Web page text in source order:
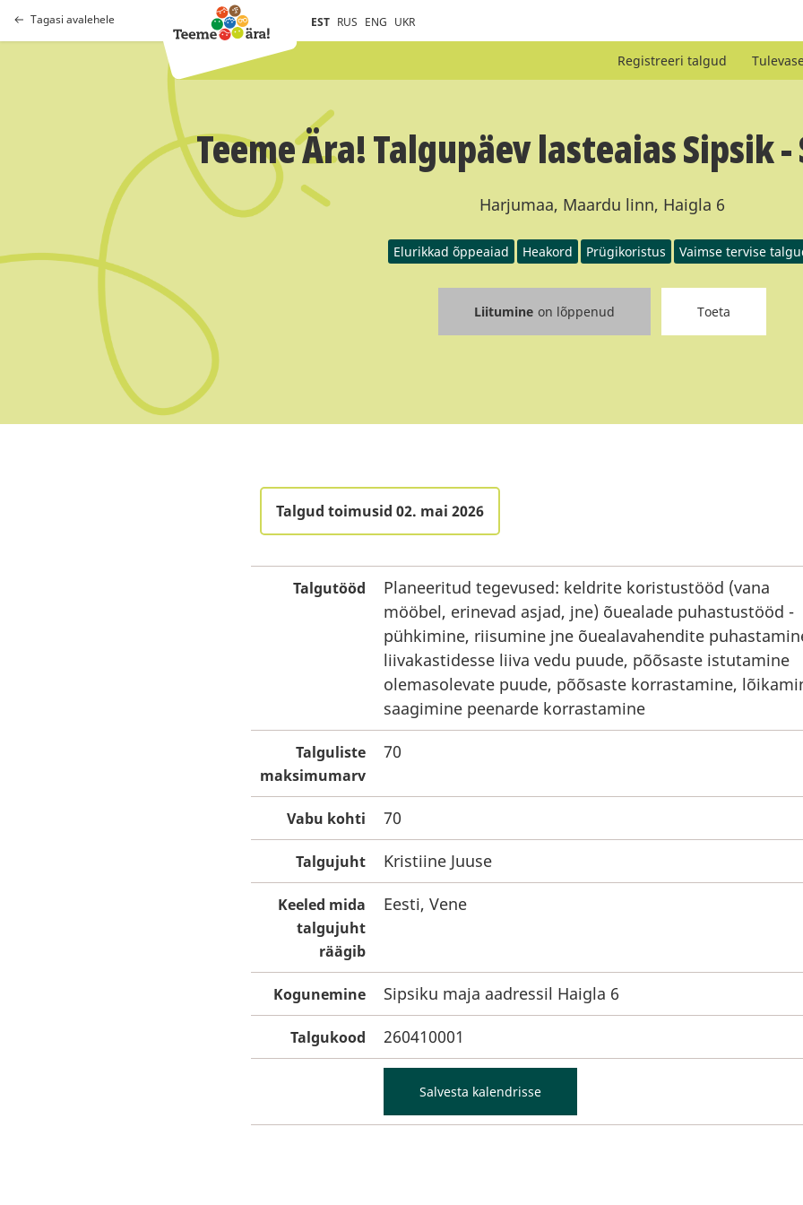
Tagasi avalehele EST RUS ENG UKR
Registreeri talgud
Teeme Ära! Talgupäev lasteaias Sipsik
Harjumaa, Maardu linn, Haigla 6
Elurikkad õppeaiad Heakord Prügikoristus Vaimse tervise
Liitumine on lõppenud Toeta
Talgud toimusid 02. mai 2026
Talgutööd
Planeeritud tegevused: keldrite koristustööd (vana
mööbel, erinevad asjad, jne) õuealade puhastustööd -
pühkimine, riisumine jne õuealavahendite
liivakastidesse liiva vedu puude, põõsaste istutamine
olemasolevate puude, põõsaste korrastamine,
saagimine peenarde korrastamine
Talguliste
maksimumarv
70
Vabu kohti 70
Talgujuht Kristiine Juuse
Keeled mida
talgujuht
räägib
Eesti, Vene
Kogunemine Sipsiku maja aadressil Haigla 6
Talgukood 260410001
Salvesta kalendrisse